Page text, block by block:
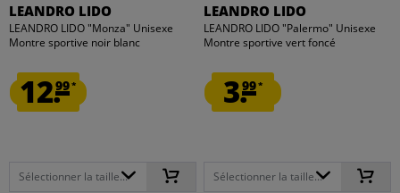
LEANDRO LIDO
LEANDRO LIDO "Monza" Unisexe
Montre sportive noir blanc
12.99*
Sélectionner la taille...
LEANDRO LIDO
LEANDRO LIDO "Palermo" Unisexe
Montre sportive vert foncé
3.99*
Sélectionner la taille...